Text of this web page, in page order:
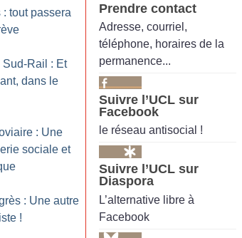
: tout passera
Sud-Rail : Et
dans le
: Une
sociale et
: Une autre
!
Prendre contact
Adresse, courriel,
téléphone, horaires de la
permanence...
Suivre l’UCL sur
Facebook
le réseau antisocial !
Suivre l’UCL sur
Diaspora
L’alternative libre à
Facebook